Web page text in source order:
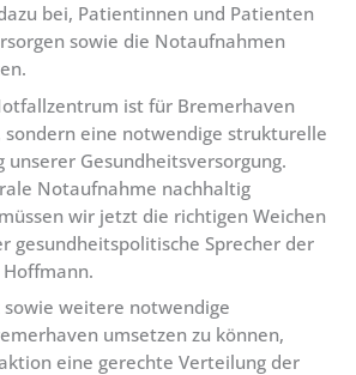
bei, Patientinnen und Patienten
sowie die Notaufnahmen
ist für Bremerhaven
sondern eine notwendige strukturelle
Gesundheitsversorgung.
Notaufnahme nachhaltig
wir jetzt die richtigen Weichen
gesundheitspolitische Sprecher der
Hoffmann.
sowie weitere notwendige
umsetzen zu können,
eine gerechte Verteilung der